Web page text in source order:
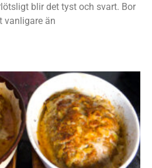
blir det tyst och svart. Bor
vanligare än